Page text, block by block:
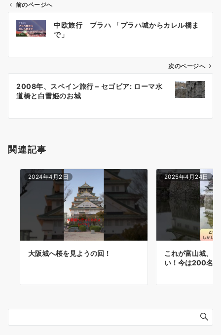
ビ
ン
前のページへ
中欧旅行 プラハ 「プラハ城からカレル橋ま
で」
次のページへ
2008年、スペイン旅行 – セゴビア: ローマ水
道橋と白雪姫のお城
関連記事
2024年4月2日
大阪城へ桜を見ようの回！
2025年4月24日
これが富山城、
い！今は200名